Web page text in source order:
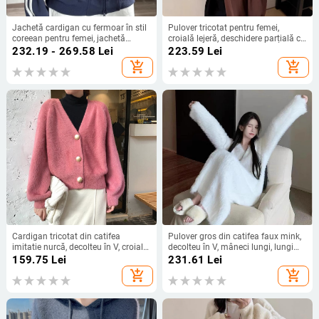
Jachetă cardigan cu fermoar în stil
coreean pentru femei, jachetă
baseball cu trei dungi, amestec
bumbac-poliester, guler înalt,
mâneci lungi, croiă lejeră, lungime
232.19 - 269.58 Lei
add_shopping_cart
Pulover tricotat pentru femei,
croială lejeră, deschidere parțială cu
nasturi, guler înalt, mâneci lungi,
tricot poliester, toamnă-iarnă
223.59 Lei
add_shopping_cart
Cardigan tricotat din catifea
imitatie nurcă, decolteu în V, croială
lejeră, lungime scurtă, mâneci lungi
159.75 Lei
add_shopping_cart
Pulover gros din catifea faux mink,
decolteu în V, mâneci lungi, lungime
80–100 cm, croială regulară
231.61 Lei
add_shopping_cart